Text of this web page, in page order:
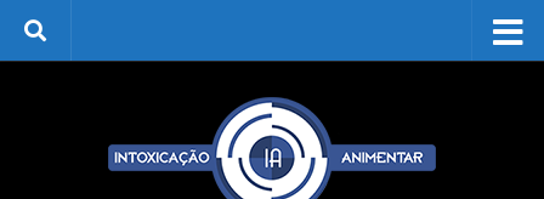
Skip to content